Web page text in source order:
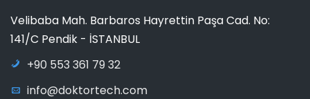
Velibaba Mah. Barbaros Hayrettin Paşa Cad. No:
141/C Pendik - İSTANBUL
+90 553 361 79 32
info@doktortech.com